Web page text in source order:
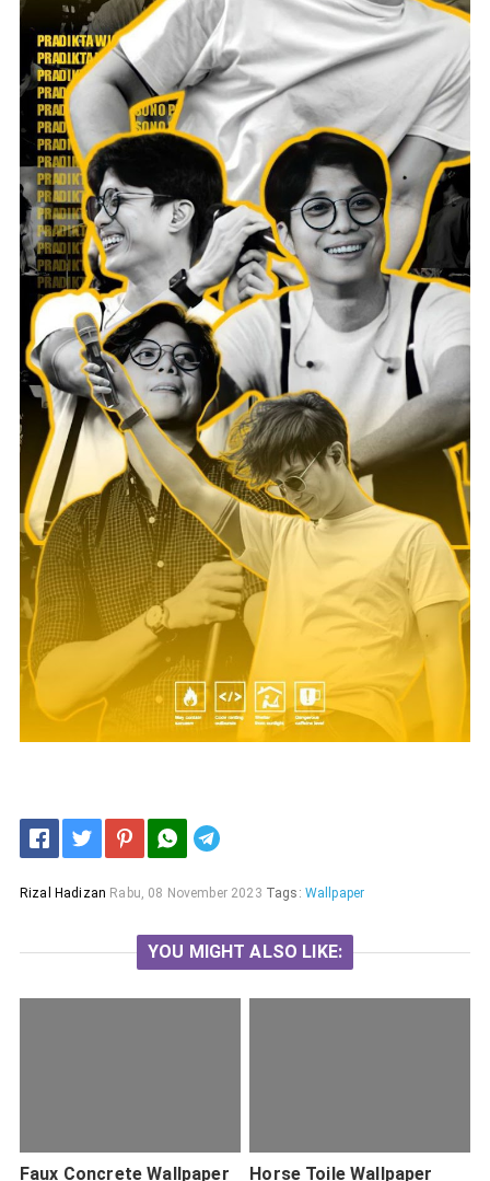
Rizal Hadizan Rabu, 08 November 2023 Tags: Wallpaper
YOU MIGHT ALSO LIKE:
Faux Concrete Wallpaper Horse Toile Wallpaper